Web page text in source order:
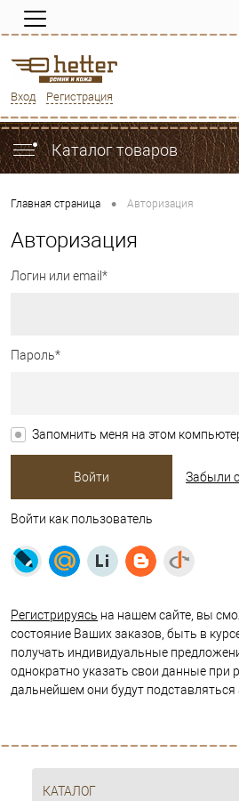
Вход Регистрация
Каталог товаров
Главная страница • Авторизация
Авторизация
Логин или email*
Пароль*
Запомнить меня на этом
Забыли
Войти как пользователь
Регистрируясь на нашем сайте, вы
состояние Ваших заказов, быть в
получать индивидуальные
однократно указать свои данные при
дальнейшем они будут подставляться
КАТАЛОГ